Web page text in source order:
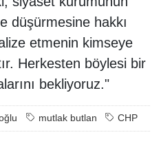
düşürmesine hakkı
etmenin kimseye
Herkesten böylesi bir
bekliyoruz."
mutlak butlan CHP